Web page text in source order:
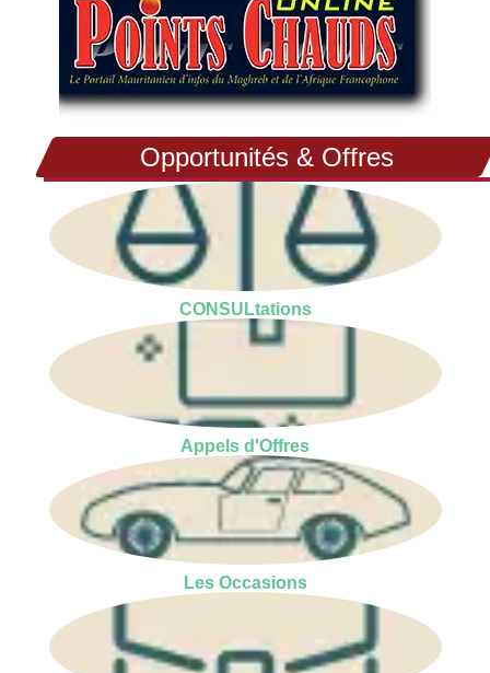
Opportunités & Offres
CONSULtations
Appels d'Offres
Les Occasions